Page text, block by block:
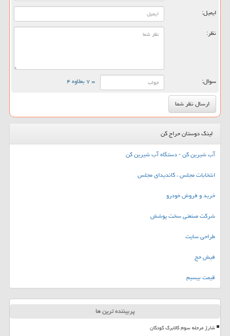
ایمیل:
نظر:
سوال: = ۷ بعلاوه ۴
لینک دوستان حراج کن
آب شیرین کن - دستگاه آب شیرین کن
انتخابات مجلس ، کاندیدای مجلس
خرید و فروش خودرو
شرکت صنعتی سخت پوشش
طراحی سایت
فیش حج
قیمت بیسیم
پربیننده ترین ها
شارژ مرحله سوم کالابرگ کودکان